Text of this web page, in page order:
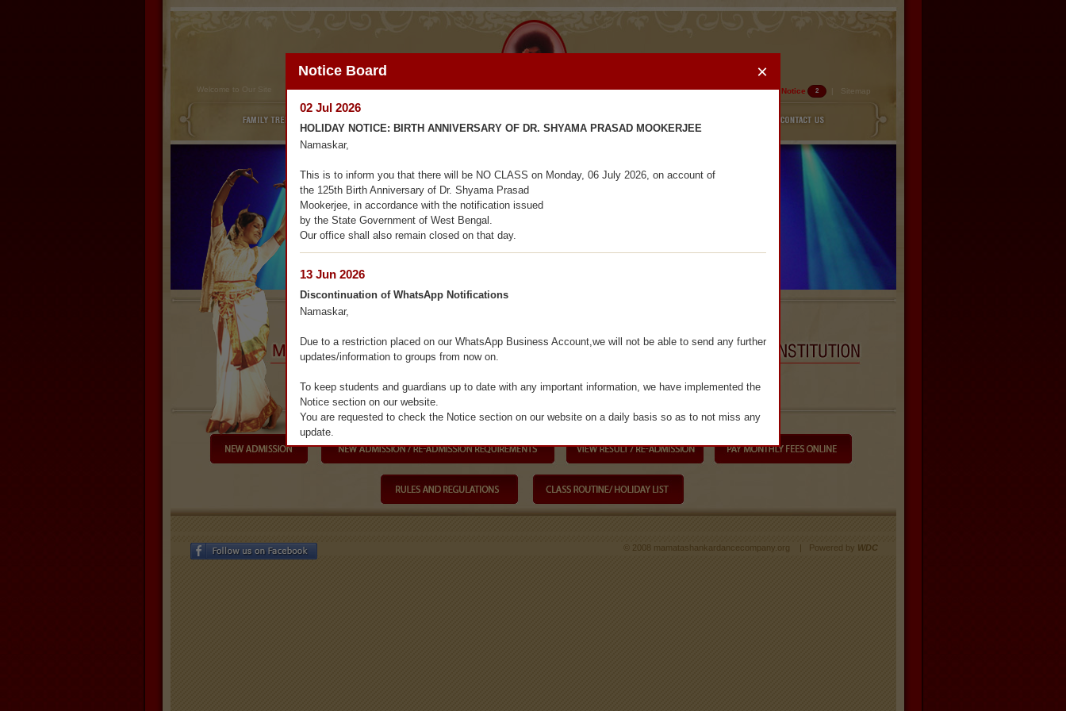
Welcome to Our Site Home| Notice 2 | Sitemap
© 2008 mamatashankardancecompany.org | Powered by WDC
Notice Board ×
02 Jul 2026
HOLIDAY NOTICE: BIRTH ANNIVERSARY OF DR. SHYAMA PRASAD MOOKERJEE
Namaskar,
This is to inform you that there will be NO CLASS on Monday, 06 July 2026, on account of
the 125th Birth Anniversary of Dr. Shyama Prasad
Mookerjee, in accordance with the notification issued
by the State Government of West Bengal.
Our office shall also remain closed on that day.
13 Jun 2026
Discontinuation of WhatsApp Notifications
Namaskar,
Due to a restriction placed on our WhatsApp Business Account,we will not be able to send any further
updates/information to groups from now on.
To keep students and guardians up to date with any important information, we have implemented the
Notice section on our website.
You are requested to check the Notice section on our website on a daily basis so as to not miss any
update.
নমস্কার,
আমাদের হোয়াটসঅ্যাপ বিজনেস অ্যাকাউন্টে (WhatsApp Business Account) বিধিনিষেধ থাকার কারণে, এখন থেকে আমরা
গ্রুপগুলিতে আর কোনো আপডেট বা তথ্য পাঠাতে পারব না।
করেছি।